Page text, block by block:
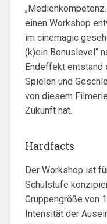
einen Workshop
im cinemagic
(k)ein Bonuslevel“
Endeffekt entstand
Spielen und
von diesem
Zukunft hat.
Hardfacts
Der Workshop ist
Schulstufe
Gruppengröße von
Intensität der